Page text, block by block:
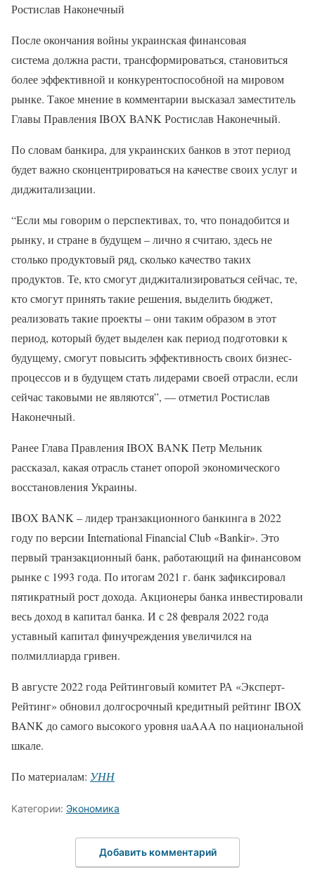
Ростислав Наконечный
После окончания войны украинская финансовая
система должна расти, трансформироваться, становиться
более эффективной и конкурентоспособной на мировом
рынке. Такое мнение в комментарии высказал заместитель
Главы Правления IBOX BANK Ростислав Наконечный.
По словам банкира, для украинских банков в этот период
будет важно сконцентрироваться на качестве своих услуг и
диджитализации.
“Если мы говорим о перспективах, то, что понадобится и
рынку, и стране в будущем – лично я считаю, здесь не
столько продуктовый ряд, сколько качество таких
продуктов. Те, кто смогут диджитализироваться сейчас, те,
кто смогут принять такие решения, выделить бюджет,
реализовать такие проекты – они таким образом в этот
период, который будет выделен как период подготовки к
будущему, смогут повысить эффективность своих бизнес-
процессов и в будущем стать лидерами своей отрасли, если
сейчас таковыми не являются”, — отметил Ростислав
Наконечный.
Ранее Глава Правления IBOX BANK Петр Мельник
рассказал, какая отрасль станет опорой экономического
восстановления Украины.
IBOX BANK – лидер транзакционного банкинга в 2022
году по версии International Financial Club «Bankir». Это
первый транзакционный банк, работающий на финансовом
рынке с 1993 года. По итогам 2021 г. банк зафиксировал
пятикратный рост дохода. Акционеры банка инвестировали
весь доход в капитал банка. И с 28 февраля 2022 года
уставный капитал финучреждения увеличился на
полмиллиарда гривен.
В августе 2022 года Рейтинговый комитет РА «Эксперт-
Рейтинг» обновил долгосрочный кредитный рейтинг IBOX
BANK до самого высокого уровня uaAAA по национальной
шкале.
По материалам: УНН
Категории: Экономика
Добавить комментарий